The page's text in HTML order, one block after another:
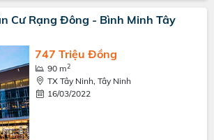
Cư Rạng Đông - Bình Minh Tây
747 Triệu Đồng
90 m2
TX Tây Ninh, Tây Ninh
16/03/2022